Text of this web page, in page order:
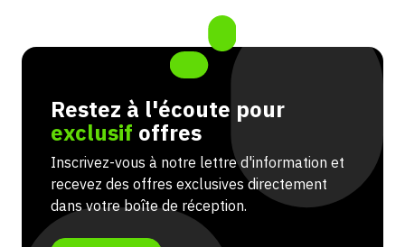
Restez à l'écoute pour
exclusif offres
Inscrivez-vous à notre lettre d'information et
recevez des offres exclusives directement
dans votre boîte de réception.